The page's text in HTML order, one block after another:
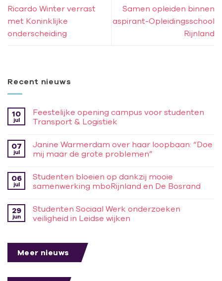
Ricardo Winter verrast
met Koninklijke
onderscheiding
Samen opleiden binnen
aspirant-Opleidingsschool
Rijnland
Recent nieuws
10
jul
Feestelijke opening campus voor studenten
Transport & Logistiek
07
jul
Janine Warmerdam over haar loopbaan: “Doe
mij maar de grote problemen”
06
jul
Studenten bloeien op dankzij mooie
samenwerking mboRijnland en De Bosrand
29
jun
Studenten Sociaal Werk onderzoeken
veiligheid in Leidse wijken
Meer nieuws